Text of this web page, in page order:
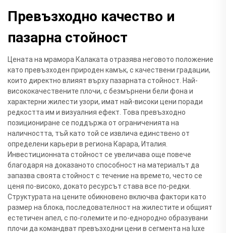
Превъзходно качество и
пазарна стойност
Цената на мрамора Калаката отразява неговото положение
като превъзходен природен камък, с качествени градации,
които директно влияят върху пазарната стойност. Най-
висококачествените плочи, с безмърнени бели фона и
характерни жилести узори, имат най-високи цени поради
редкостта им и визуалния ефект. Това превъзходно
позициониране се поддържа от ограниченията на
наличността, тъй като той се извлича единствено от
определени карьери в региона Карара, Италия.
Инвестиционната стойност се увеличава още повече
благодаря на доказаното способност на материалът да
запазва своята стойност с течение на времето, често се
ценя по-високо, докато ресурсът става все по-редки.
Структурата на цените обикновено включва фактори като
размер на блока, последователност на жилестите и общият
естетичен апел, с по-големите и по-еднородно образувани
плочи да командват превъзходни цени в сегмента на luxe